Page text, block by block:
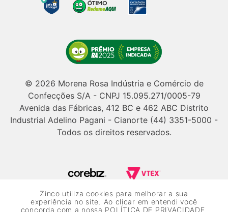
Zinco utiliza cookies para melhorar a sua
experiência no site. Ao clicar em entendi você
concorda com a nossa POLÍTICA DE PRIVACIDADE
© 2026 Morena Rosa Indústria e Comércio de
Confecções S/A - CNPJ 15.095.271/0005-79
Avenida das Fábricas, 412 BC e 462 ABC Distrito
Industrial Adelino Pagani - Cianorte (44) 3351-5000 -
Todos os direitos reservados.
Powered by Grupo Morena Rosa: Morena Rosa, Iódice, Maria Valentina,
Zinco e Lebôh - Todos os direitos reservados.